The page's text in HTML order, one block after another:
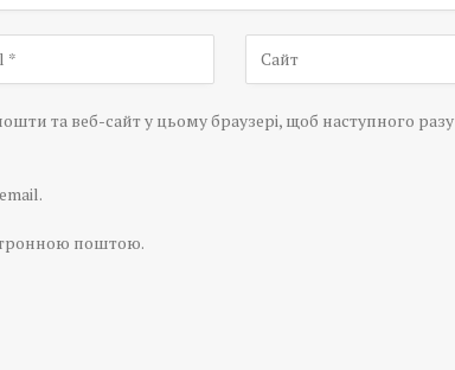
та веб-сайт у цьому браузері, щоб наступного разу
поштою.